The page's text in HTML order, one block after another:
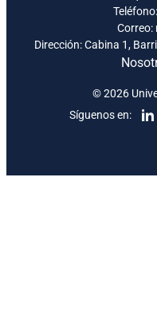
Teléfono:
Correo:
Dirección: Cabina 1,
Síguenos en:
© 2026